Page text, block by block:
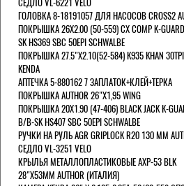
ГОЛОВКА 8-18191057 ДЛЯ НАСОСОВ CROSS2
ПОКРЫШКА 26X2.00 (50-559) CX COMP K-
SK HS369 SBC 50EPI SCHWALBE
ПОКРЫШКА 27.5"Х2.10(52-584) K935 KHAN 30TPI.
KENDA
АПТЕЧКА 5-880162 7 ЗАПЛАТОК+КЛЕЙ+ТЕРКА
ПОКРЫШКА AUTHOR 26"Х1,95 WING
ПОКРЫШКА 20X1.90 (47-406) BLACK JACK K-
B/B-SK HS407 SBC 50EPI SCHWALBE
РУЧКИ НА РУЛЬ AGR GRIPLOCK R20 130 ММ
СЕДЛО VL-3251 VELO
КРЫЛЬЯ МЕТАЛЛОПЛАСТИКОВЫЕ AXP-53 BLK
28"Х53ММ AUTHOR (ИТАЛИЯ)